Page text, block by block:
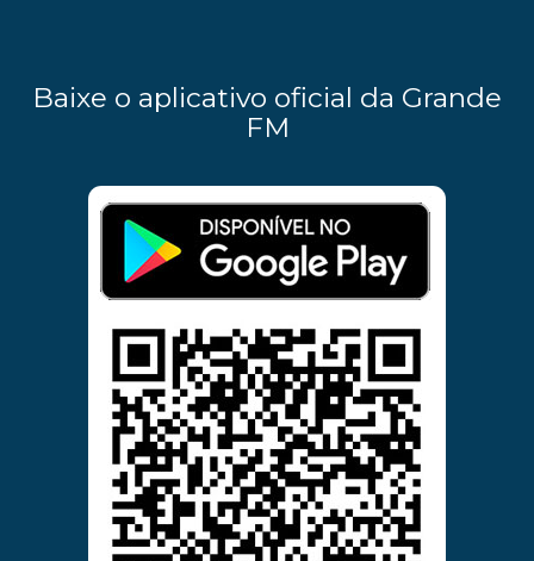
Baixe o aplicativo oficial da Grande
FM